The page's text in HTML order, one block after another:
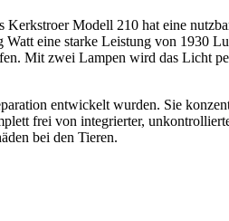
Modell 210 hat eine
eine starke Leistung von 1930
Mit zwei Lampen wird das Licht
entwickelt wurden. Sie
frei von integrierter,
bei den Tieren.